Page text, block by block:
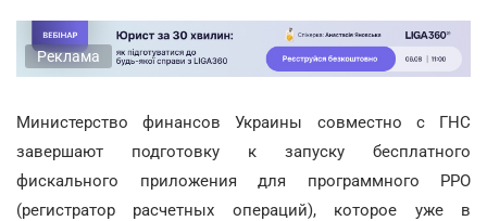
Реклама
Министерство финансов Украины совместно с ГНС
завершают подготовку к запуску бесплатного
фискального приложения для программного РРО
(регистратор расчетных операций), которое уже в